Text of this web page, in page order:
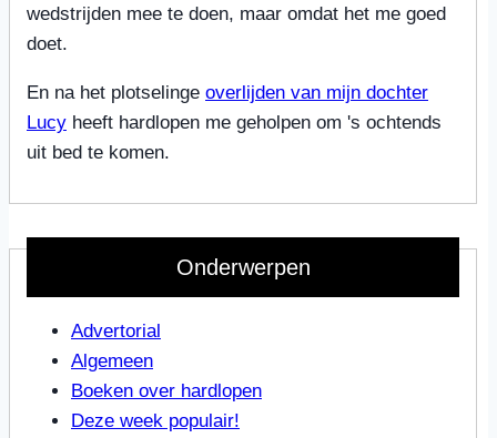
wedstrijden mee te doen, maar omdat het me goed
doet.
En na het plotselinge overlijden van mijn dochter
Lucy heeft hardlopen me geholpen om 's ochtends
uit bed te komen.
Onderwerpen
Advertorial
Algemeen
Boeken over hardlopen
Deze week populair!